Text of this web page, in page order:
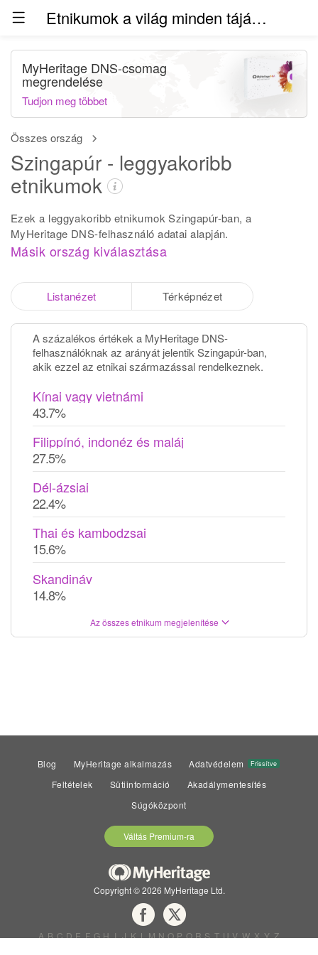
Etnikumok a világ minden táján (béta)
Összes ország
Szingapúr - leggyakoribb
etnikumok
Ezek a leggyakoribb etnikumok Szingapúr-ban, a
MyHeritage DNS-felhasználó adatai alapján.
Másik ország kiválasztása
MyHeritage DNS-csomag
megrendelése
Tudjon meg többet
Listanézet Térképnézet
A százalékos értékek a MyHeritage DNS-
felhasználóknak az arányát jelentik Szingapúr-ban,
akik ezzel az etnikai származással rendelkeznek.
Kínai vagy vietnámi
43.7%
Filippínó, indonéz és maláj
27.5%
Dél-ázsiai
22.4%
Thai és kambodzsai
15.6%
Skandináv
14.8%
Az összes etnikum megjelenítése
Blog MyHeritage alkalmazás Adatvédelem Frissítve
Feltételek Sütiinformáció
Akadálymentesítés
Súgóközpont
Váltás Premium-ra
Copyright © 2026 MyHeritage Ltd.
A B C D E F G H I J K L M N O P Q R S T U V W X Y Z